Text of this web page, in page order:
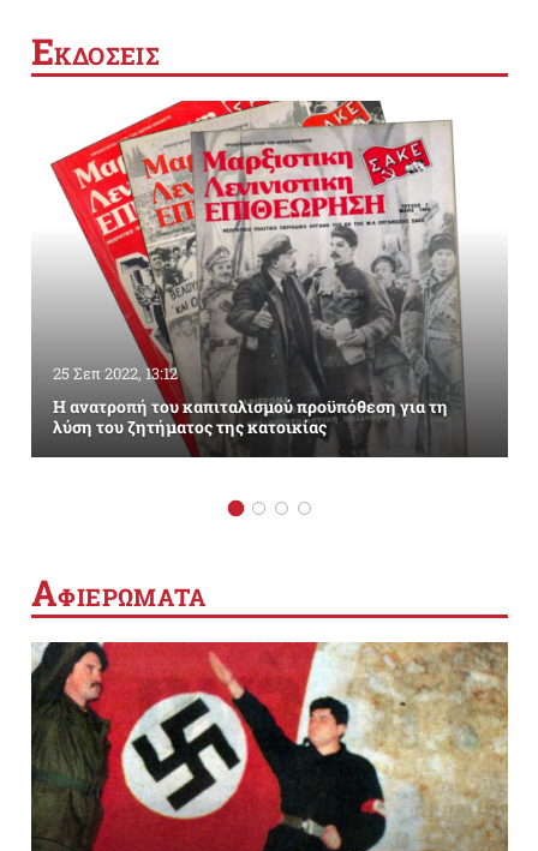
ΕΚΔΟΣΕΙΣ
25 Σεπ 2022, 13:12
Η ανατροπή του καπιταλισμού προϋπόθεση για τη
λύση του ζητήματος της κατοικίας
ΑΦΙΕΡΩΜΑΤΑ